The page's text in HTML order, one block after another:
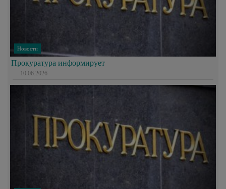
Новости
Прокуратура информирует
10.06.2026